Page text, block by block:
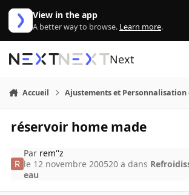
Aller au contenu
View in the app
A better way to browse. Learn more.
Next
Accueil Ajustements et Personnalisation
réservoir home made
Par rem''z
le 12 novembre 200520 a dans
eau